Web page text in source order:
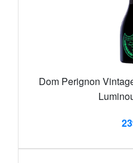
Dom Perignon